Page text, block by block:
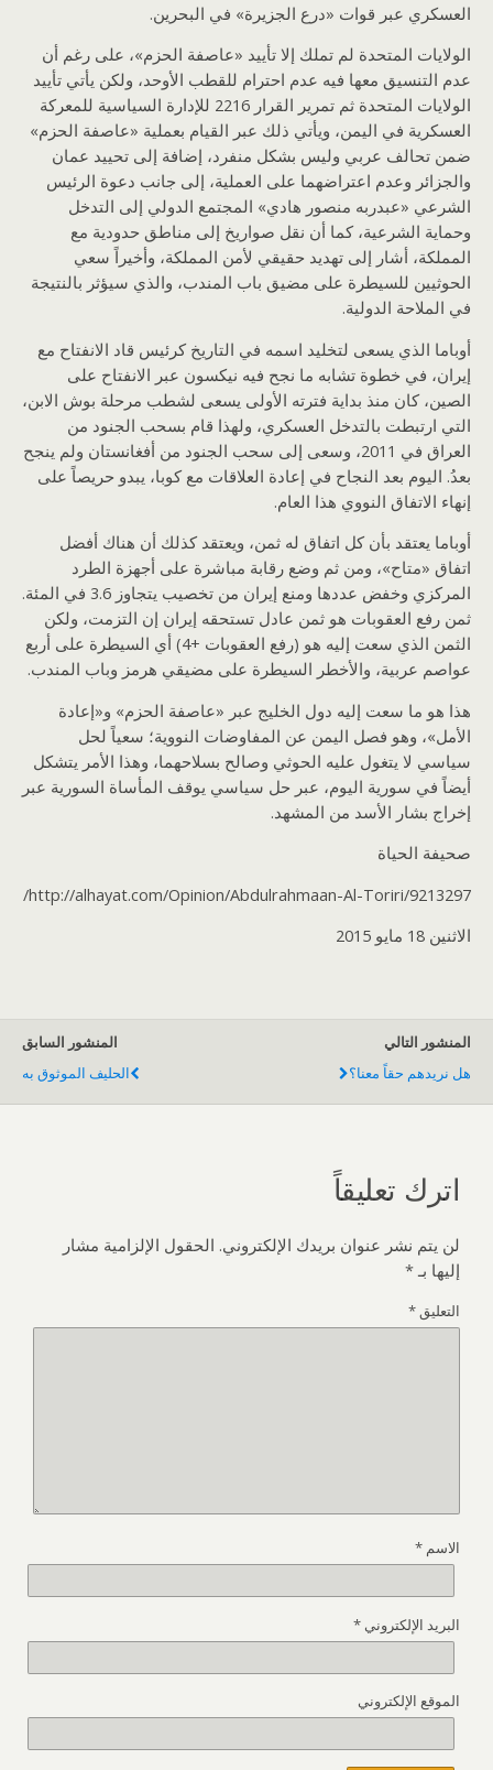
العسكري عبر قوات «درع الجزيرة» في البحرين.
الولايات المتحدة لم تملك إلا تأييد «عاصفة الحزم»، على رغم أن
عدم التنسيق معها فيه عدم احترام للقطب الأوحد، ولكن يأتي تأييد
الولايات المتحدة ثم تمرير القرار 2216 للإدارة السياسية للمعركة
العسكرية في اليمن، ويأتي ذلك عبر القيام بعملية «عاصفة الحزم»
ضمن تحالف عربي وليس بشكل منفرد، إضافة إلى تحييد عمان
والجزائر وعدم اعتراضهما على العملية، إلى جانب دعوة الرئيس
الشرعي «عبدربه منصور هادي» المجتمع الدولي إلى التدخل
وحماية الشرعية، كما أن نقل صواريخ إلى مناطق حدودية مع
المملكة، أشار إلى تهديد حقيقي لأمن المملكة، وأخيراً سعي
الحوثيين للسيطرة على مضيق باب المندب، والذي سيؤثر بالنتيجة
في الملاحة الدولية.
أوباما الذي يسعى لتخليد اسمه في التاريخ كرئيس قاد الانفتاح مع
إيران، في خطوة تشابه ما نجح فيه نيكسون عبر الانفتاح على
الصين، كان منذ بداية فترته الأولى يسعى لشطب مرحلة بوش الابن،
التي ارتبطت بالتدخل العسكري، ولهذا قام بسحب الجنود من
العراق في 2011، وسعى إلى سحب الجنود من أفغانستان ولم ينجح
بعدُ. اليوم بعد النجاح في إعادة العلاقات مع كوبا، يبدو حريصاً على
إنهاء الاتفاق النووي هذا العام.
أوباما يعتقد بأن كل اتفاق له ثمن، ويعتقد كذلك أن هناك أفضل
اتفاق «متاح»، ومن ثم وضع رقابة مباشرة على أجهزة الطرد
المركزي وخفض عددها ومنع إيران من تخصيب يتجاوز 3.6 في المئة.
ثمن رفع العقوبات هو ثمن عادل تستحقه إيران إن التزمت، ولكن
الثمن الذي سعت إليه هو (رفع العقوبات +4) أي السيطرة على أربع
عواصم عربية، والأخطر السيطرة على مضيقي هرمز وباب المندب.
هذا هو ما سعت إليه دول الخليج عبر «عاصفة الحزم» و«إعادة
الأمل»، وهو فصل اليمن عن المفاوضات النووية؛ سعياً لحل
سياسي لا يتغول عليه الحوثي وصالح بسلاحهما، وهذا الأمر يتشكل
أيضاً في سورية اليوم، عبر حل سياسي يوقف المأساة السورية عبر
إخراج بشار الأسد من المشهد.
صحيفة الحياة
http://alhayat.com/Opinion/Abdulrahmaan-Al-Toriri/9213297/
الاثنين 18 مايو 2015
المنشور السابق
الحليف الموثوق به
المنشور التالي
هل نريدهم حقاً معنا؟
اترك تعليقاً
لن يتم نشر عنوان بريدك الإلكتروني. الحقول الإلزامية مشار
إليها بـ*
التعليق *
الاسم *
البريد الإلكتروني *
الموقع الإلكتروني